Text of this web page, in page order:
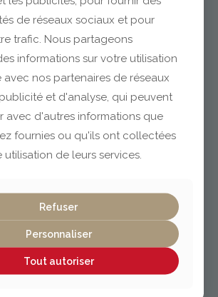
Ferrand
04 73 42 18 38
04 70 97 56 39
cusset@gabriel-sa.fr
de réseaux sociaux et pour
trafic. Nous partageons
informations sur votre utilisation
avec nos partenaires de réseaux
et d'analyse, qui peuvent
avec d'autres informations que
fournies ou qu'ils ont collectées
de leurs services.
Refuser
Personnaliser
Tout autoriser